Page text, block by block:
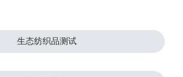
生态纺织品测试